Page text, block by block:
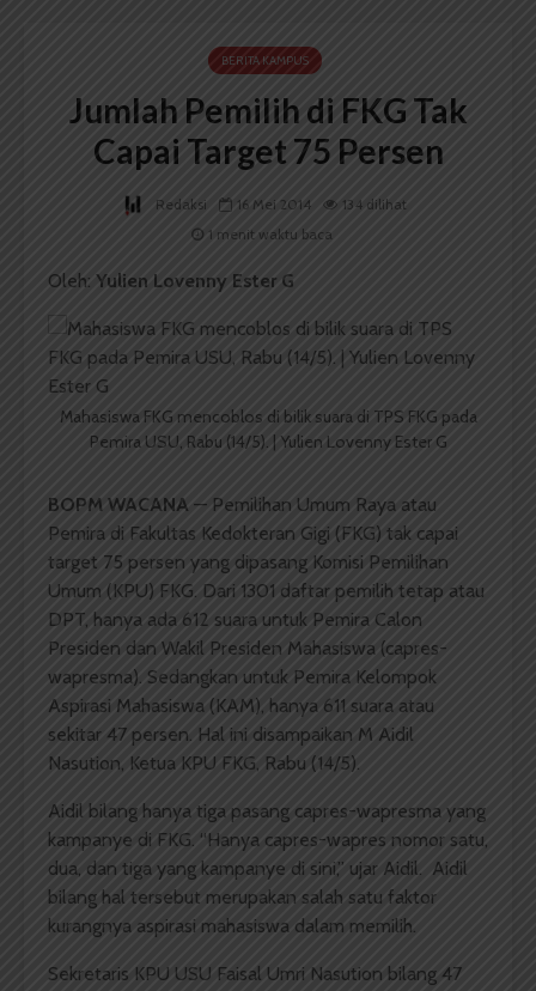
BERITA KAMPUS
Jumlah Pemilih di FKG Tak
Capai Target 75 Persen
Redaksi 16 Mei 2014
134 dilihat
1 menit waktu baca
Oleh: Yulien Lovenny Ester G
Mahasiswa FKG mencoblos di bilik suara di TPS FKG pada
Pemira USU, Rabu (14/5). | Yulien Lovenny Ester G
BOPM WACANA — Pemilihan Umum Raya atau
Pemira di Fakultas Kedokteran Gigi (FKG) tak capai
target 75 persen yang dipasang Komisi Pemilihan
Umum (KPU) FKG. Dari 1301 daftar pemilih tetap atau
DPT, hanya ada 612 suara untuk Pemira Calon
Presiden dan Wakil Presiden Mahasiswa (capres-
wapresma). Sedangkan untuk Pemira Kelompok
Aspirasi Mahasiswa (KAM), hanya 611 suara atau
sekitar 47 persen. Hal ini disampaikan M Aidil
Nasution, Ketua KPU FKG, Rabu (14/5).
Aidil bilang hanya tiga pasang capres-wapresma yang
kampanye di FKG. “Hanya capres-wapres nomor satu,
dua, dan tiga yang kampanye di sini,” ujar Aidil. Aidil
bilang hal tersebut merupakan salah satu faktor
kurangnya aspirasi mahasiswa dalam memilih.
Sekretaris KPU USU Faisal Umri Nasution bilang 47